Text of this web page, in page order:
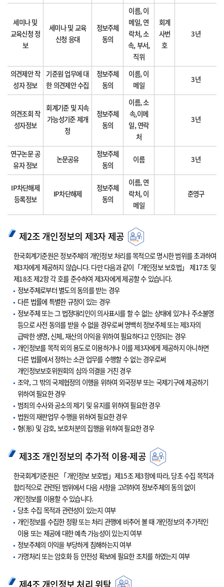
세미나 및
교육신청 정
보
세미나 및 교육
신청 응대
정보주체
동의
이름, 이
메일, 연
락처, 소
속, 부서,
직위
회계
사번
호
3년
의견제안 작
성자 정보
기준원 업무에 대
한 의견제안 수집
정보주체
동의
이름, 이
메일
3년
의견조회 작
성자정보
회계기준 및 지속
가능성기준 제개
정
정보주체
동의
이름, 소
속,이메
일, 연락
처
3년
연구논문 공
유자 정보
논문공유
정보주체
동의
이름 3년
IP차단해제
등록정보
IP차단해제
정보주체
동의
이름, 연
락처, 이
메일
준영구
제2조 개인정보의 제3자 제공
한국회계기준원은 정보주체의 개인정보 처리를 목적으로 명시한 범위를 초과하여
제3자에게 제공하지 않습니다. 다만 다음과 같이「개인정보 보호법」 제17조 및
제18조 제2항 각 호를 준수하여 제3자에게 제공할 수 있습니다.
정보주체로부터 별도의 동의를 받는 경우
다른 법률에 특별한 규정이 있는 경우
정보주체 또는 그 법정대리인이 의사표시를 할 수 없는 상태에 있거나 주소불명
등으로 사전 동의를 받을 수 없을 경우로써 명백히 정보주체 또는 제3자의
급박한 생명, 신체, 재산의 이익을 위하여 필요하다고 인정되는 경우
개인정보를 목적 외의 용도로 이용하거나 이를 제3자에게 제공하지 아니하면
다른 법률에서 정하는 소관 업무를 수행할 수 없는 경우로써
개인정보보호위원회의 심의·의결을 거친 경우
조약, 그 밖의 국제협정의 이행을 위하여 외국정부 또는 국제기구에 제공하기
위하여 필요한 경우
범죄의 수사와 공소의 제기 및 유지를 위하여 필요한 경우
법원의 재판업무 수행을 위하여 필요한 경우
형(形) 및 감호, 보호처분의 집행을 위하여 필요한 경우
제3조 개인정보의 추가적 이용·제공
한국회계기준원은 「개인정보 보호법」제15조 제3항에 따라, 당초 수집 목적과
합리적으로 관련된 범위에서 다음 사항을 고려하여 정보주체의 동의 없이
개인정보를 이용할 수 있습니다.
당초 수집 목적과 관련성이 있는지 여부
개인정보를 수집한 정황 또는 처리 관행에 비추어 볼 때 개인정보의 추가적인
이용 또는 제공에 대한 예측 가능성이 있는지 여부
정보주체의 이익을 부당하게 침해하는지 여부
가명처리 또는 암호화 등 안전성 확보에 필요한 조치를 하였는지 여부